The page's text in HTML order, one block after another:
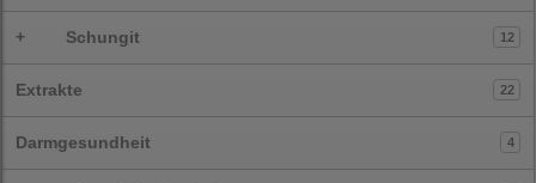
+ Schungit 12
Extrakte 22
Darmgesundheit 4